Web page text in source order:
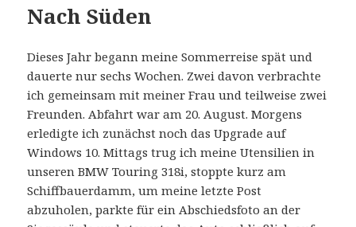
Nach Süden
Dieses Jahr begann meine Sommerreise spät und
dauerte nur sechs Wochen. Zwei davon verbrachte
ich gemeinsam mit meiner Frau und teilweise zwei
Freunden. Abfahrt war am 20. August. Morgens
erledigte ich zunächst noch das Upgrade auf
Windows 10. Mittags trug ich meine Utensilien in
unseren BMW Touring 318i, stoppte kurz am
Schiffbauerdamm, um meine letzte Post
abzuholen, parkte für ein Abschiedsfoto an der